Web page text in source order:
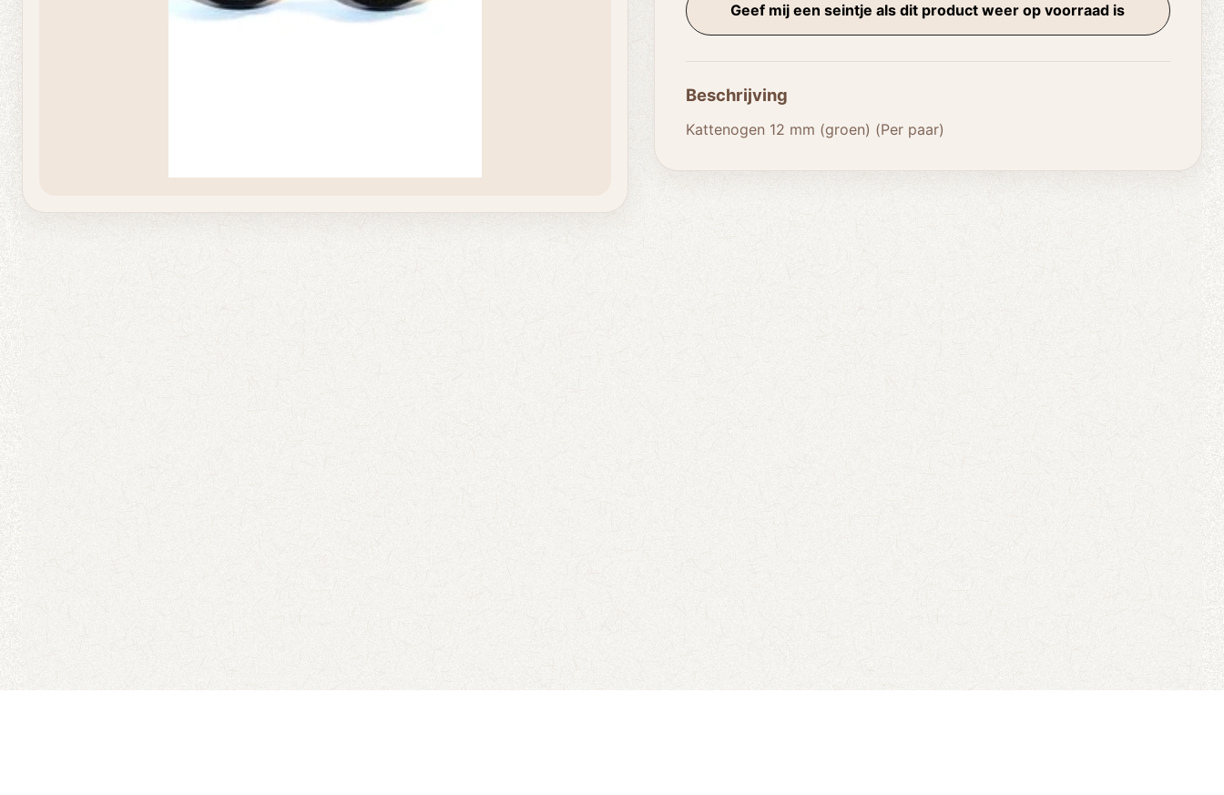
Geef mij een seintje als dit product weer op voorraad is
Beschrijving
Kattenogen 12 mm (groen) (Per paar)